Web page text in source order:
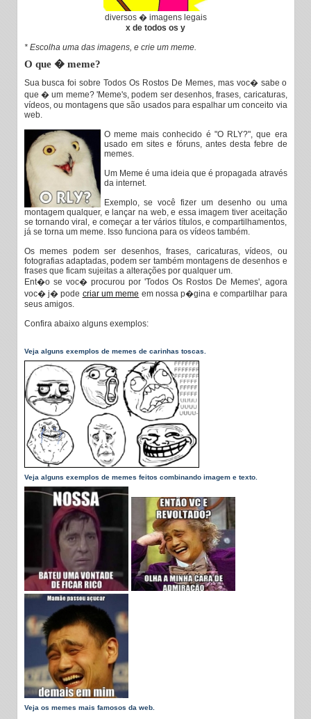
diversos � imagens legais
x de todos os y
* Escolha uma das imagens, e crie um meme.
O que � meme?
Sua busca foi sobre Todos Os Rostos De Memes, mas voc� sabe o
que � um meme? 'Meme's, podem ser desenhos, frases, caricaturas,
vídeos, ou montagens que são usados para espalhar um conceito via
web.
O meme mais conhecido é "O RLY?", que era
usado em sites e fóruns, antes desta febre de
memes.
Um Meme é uma ideia que é propagada através
da internet.
Exemplo, se você fizer um desenho ou uma
montagem qualquer, e lançar na web, e essa imagem tiver aceitação
se tornando viral, e começar a ter vários títulos, e compartilhamentos,
já se torna um meme. Isso funciona para os vídeos também.
Os memes podem ser desenhos, frases, caricaturas, vídeos, ou
fotografias adaptadas, podem ser também montagens de desenhos e
frases que ficam sujeitas a alterações por qualquer um.
Ent�o se voc� procurou por 'Todos Os Rostos De Memes', agora
voc� j� pode criar um meme em nossa p�gina e compartilhar para
seus amigos.
Confira abaixo alguns exemplos:
Veja alguns exemplos de memes de carinhas toscas.
Veja alguns exemplos de memes feitos combinando imagem e texto.
Veja os memes mais famosos da web.